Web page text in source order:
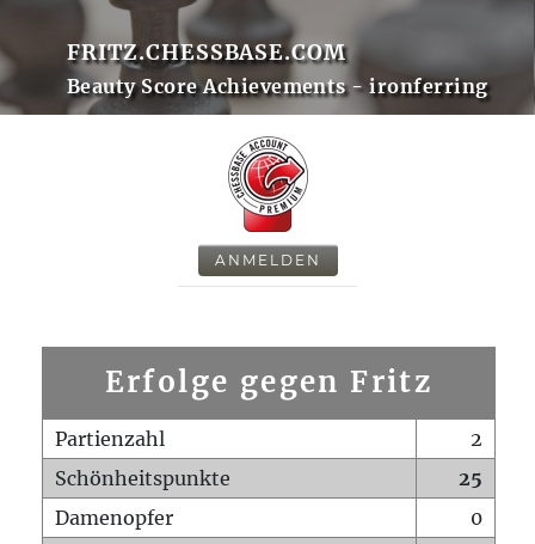
FRITZ.CHESSBASE.COM
Beauty Score Achievements - ironferring
ANMELDEN
Erfolge gegen Fritz
Partienzahl
2
Schönheitspunkte
25
Damenopfer
0